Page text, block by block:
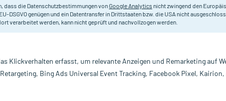
STADA
Sanfte Pflegecreme mit Mandelöl und
Kinderhaut ab 3 Monaten. 100% vegan
Inhalt:
30 g
PZN:
dass die Datenschutzbestimmungen vonGoogle Analytics nicht zwingend den
DSGVO genügen und ein Datentransfer in Drittstaaten bzw. die USA nicht
verarbeitet werden, kann nicht geprüft und nachvollzogen werden.
Klickverhalten erfasst, um relevante Anzeigen und Remarketing auf
Bing Ads Universal Event Tracking, Facebook Pixel,